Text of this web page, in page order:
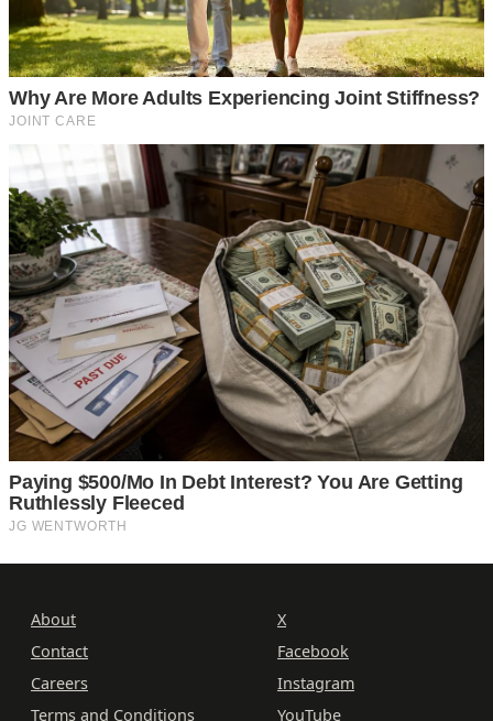
About
Contact
Careers
Terms and Conditions
X
Facebook
Instagram
YouTube